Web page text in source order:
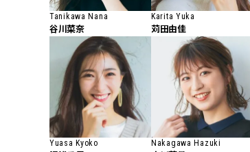
Tanikawa Nana
谷川菜奈
Karita Yuka
苅田由佳
Yuasa Kyoko Nakagawa Hazuki